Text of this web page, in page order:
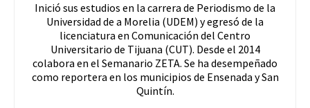
Inició sus estudios en la carrera de Periodismo de la
Universidad de a Morelia (UDEM) y egresó de la
licenciatura en Comunicación del Centro
Universitario de Tijuana (CUT). Desde el 2014
colabora en el Semanario ZETA. Se ha desempeñado
como reportera en los municipios de Ensenada y San
Quintín.